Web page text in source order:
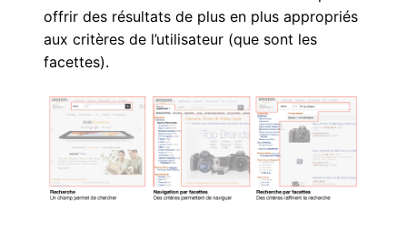
offrir des résultats de plus en plus appropriés
aux critères de l’utilisateur (que sont les
facettes).